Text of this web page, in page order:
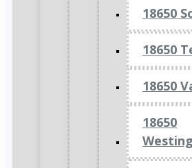
18650
18650
18650
18650